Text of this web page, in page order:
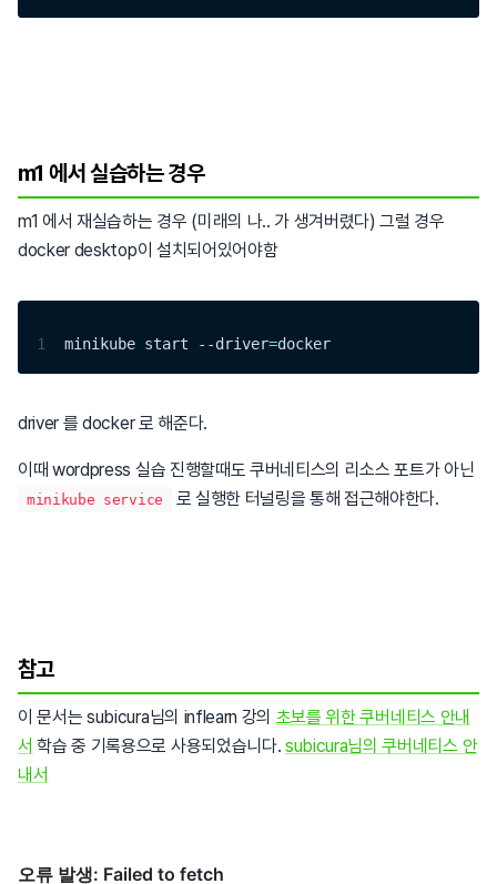
m1 에서 실습하는 경우
m1 에서 재실습하는 경우 (미래의 나.. 가 생겨버렸다) 그럴 경우
docker desktop이 설치되어있어야함
1 minikube start --driver=docker
driver 를 docker 로 해준다.
이때 wordpress 실습 진행할때도 쿠버네티스의 리소스 포트가 아닌
minikube service 로 실행한 터널링을 통해 접근해야한다.
참고
이 문서는 subicura님의 inflearn 강의 초보를 위한 쿠버네티스 안내
서 학습 중 기록용으로 사용되었습니다. subicura님의 쿠버네티스 안
내서